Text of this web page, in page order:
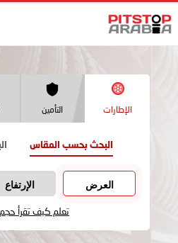
الإطارات التأمين
البحث بحسب المقاس
العرض الإرتفاع
تعلم كيف تقرأ حجم